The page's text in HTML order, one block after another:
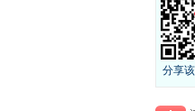
分享